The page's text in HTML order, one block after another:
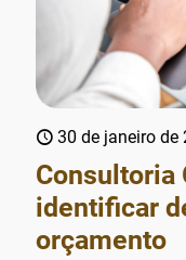
30 de janeiro de
Consultoria
identificar
orçamento